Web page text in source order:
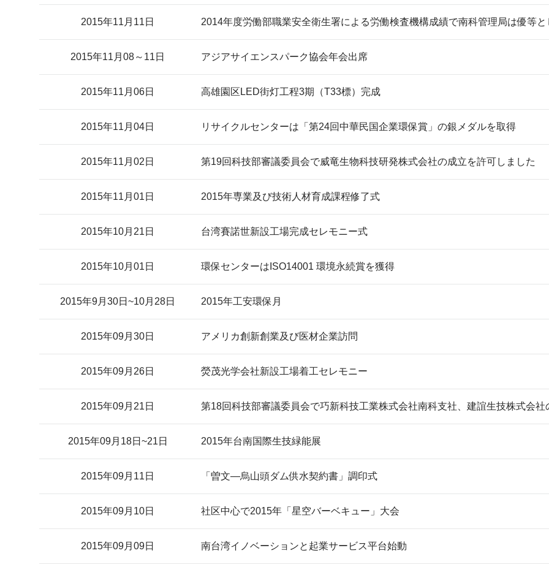
2015年11月11日 2014年度労働部職業安全衛生署による労働検査機構成績で南科管理局は優等
2015年11月08～11日 アジアサイエンスパーク協会年会出席
2015年11月06日 高雄園区LED街灯工程3期（T33標）完成
2015年11月04日 リサイクルセンターは「第24回中華民国企業環保賞」の銀メダルを取得
2015年11月02日 第19回科技部審議委員会で威竜生物科技研発株式会社の成立を許可しました
2015年11月01日 2015年専業及び技術人材育成課程修了式
2015年10月21日 台湾賽諾世新設工場完成セレモニー式
2015年10月01日 環保センターはISO14001 環境永続賞を獲得
2015年9月30日~10月28日 2015年工安環保月
2015年09月30日 アメリカ創新創業及び医材企業訪問
2015年09月26日 熒茂光学会社新設工場着工セレモニー
2015年09月21日 第18回科技部審議委員会で巧新科技工業株式会社南科支社、建誼生技株式会社
2015年09月18日~21日 2015年台南国際生技緑能展
2015年09月11日 「曽文―烏山頭ダム供水契約書」調印式
2015年09月10日 社区中心で2015年「星空バーベキュー」大会
2015年09月09日 南台湾イノベーションと起業サービス平台始動